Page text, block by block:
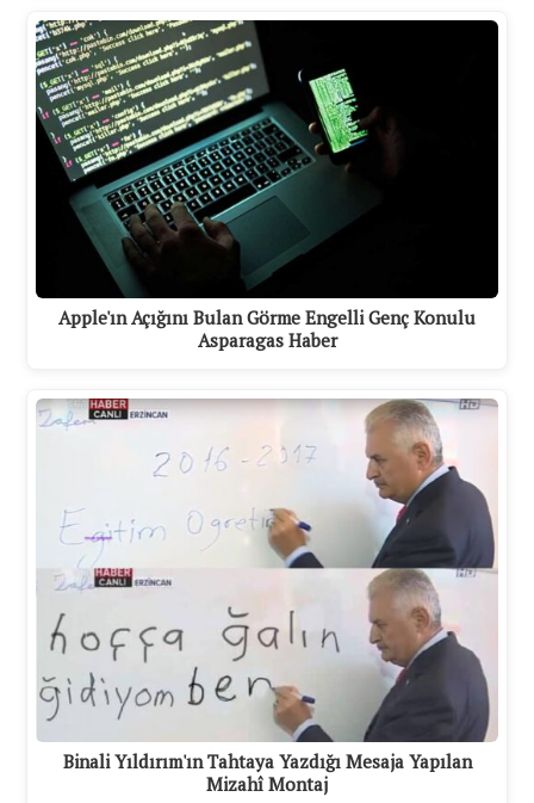
Apple'ın Açığını Bulan Görme Engelli Genç Konulu
Asparagas Haber
Binali Yıldırım'ın Tahtaya Yazdığı Mesaja Yapılan
Mizahî Montaj